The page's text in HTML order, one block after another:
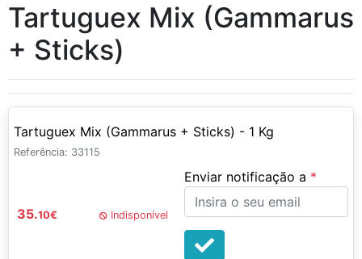
Tartuguex Mix (Gammarus
+ Sticks)
Tartuguex Mix (Gammarus + Sticks) - 1 Kg
Referência: 33115
35.10€ Indisponível
Enviar notificação a